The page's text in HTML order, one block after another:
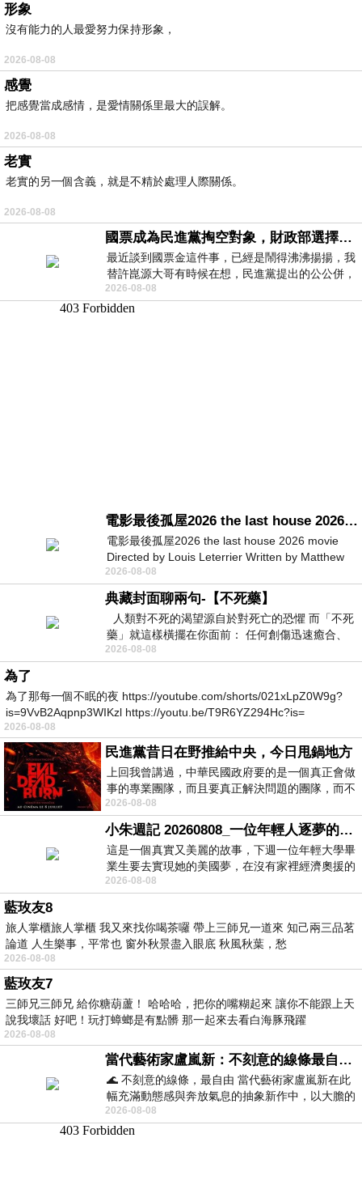
形象
沒有能力的人最愛努力保持形象，
2026-08-08
感覺
把感覺當成感情，是愛情關係里最大的誤解。
2026-08-08
老實
老實的另一個含義，就是不精於處理人際關係。
2026-08-08
國票成為民進黨掏空對象，財政部選擇性失憶
最近談到國票金這件事，已經是鬧得沸沸揚揚，我
替許崑源大哥有時候在想，民進黨提出的公公併，
其實就是想要國庫通黨庫，鬧出最大的醜
2026-08-08
電影最後孤屋2026 the last house 2026 movie
電影最後孤屋2026 the last house 2026 movie
Directed by Louis Leterrier Written by Matthew
Robinson Starring Greta Lee Wa
2026-08-08
典藏封面聊兩句-【不死藥】
人類對不死的渴望源自於對死亡的恐懼 而「不死
藥」就這樣橫擺在你面前： 任何創傷迅速癒合、
停止衰老、痛覺消失…堪
2026-08-08
為了
為了那每一個不眠的夜 https://youtube.com/shorts/021xLpZ0W9g?
is=9VvB2Aqpnp3WIKzl https://youtu.be/T9R6YZ294Hc?is=
2026-08-08
民進黨昔日在野推給中央，今日甩鍋地方
上回我曾講過，中華民國政府要的是一個真正會做
事的專業團隊，而且要真正解決問題的團隊，而不
是只會到處甩鍋的雙標團隊，最近民進黨
2026-08-08
小朱週記 20260808_一位年輕人逐夢的真實故事
這是一個真實又美麗的故事，下週一位年輕大學畢
業生要去實現她的美國夢，在沒有家裡經濟奧援的
情況下，靠著自我努力工作累積出國基
2026-08-08
藍玫友8
旅人掌櫃旅人掌櫃 我又來找你喝茶囉 帶上三師兄一道來 知己兩三品茗
論道 人生樂事，平常也 窗外秋景盡入眼底 秋風秋葉，愁
2026-08-08
藍玫友7
三師兄三師兄 給你糖葫蘆！ 哈哈哈，把你的嘴糊起來 讓你不能跟上天
說我壞話 好吧！玩打蟑螂是有點髒 那一起來去看白海豚飛躍
2026-08-08
當代藝術家盧嵐新：不刻意的線條最自由，讓色彩流動、筆觸自己說話
🌊 不刻意的線條，最自由 當代藝術家盧嵐新在此
幅充滿動態感與奔放氣息的抽象新作中，以大膽的
藍色顏料在白色畫布上揮灑、壓印與流淌
2026-08-08